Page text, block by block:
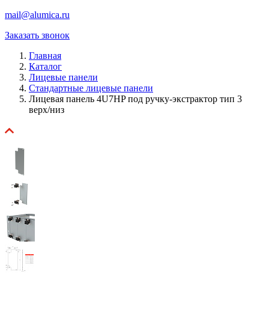
mail@alumica.ru
Заказать звонок
Главная
Каталог
Лицевые панели
Стандартные лицевые панели
Лицевая панель 4U7HP под ручку-экстрактор тип 3
верх/низ